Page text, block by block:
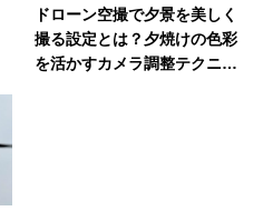
ドローン空撮で夕景を美しく
撮る設定とは？夕焼けの色彩
を活かすカメラ調整テクニッ